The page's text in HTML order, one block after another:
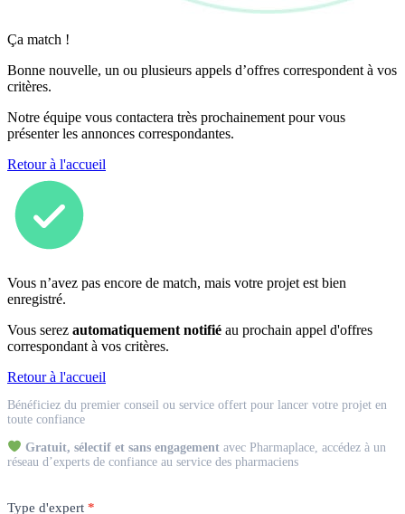
Ça match !
Bonne nouvelle, un ou plusieurs appels d’offres correspondent à vos
critères.
Notre équipe vous contactera très prochainement pour vous
présenter les annonces correspondantes.
Retour à l'accueil
Vous n’avez pas encore de match, mais votre projet est bien
enregistré.
Vous serez automatiquement notifié au prochain appel d'offres
correspondant à vos critères.
Retour à l'accueil
Expert
Bénéficiez du premier conseil ou service offert pour lancer votre projet en
toute confiance
Gratuit, sélectif et sans engagementavec Pharmaplace, accédez à un
réseau d’experts de confiance au service des pharmaciens
Type d'expert *